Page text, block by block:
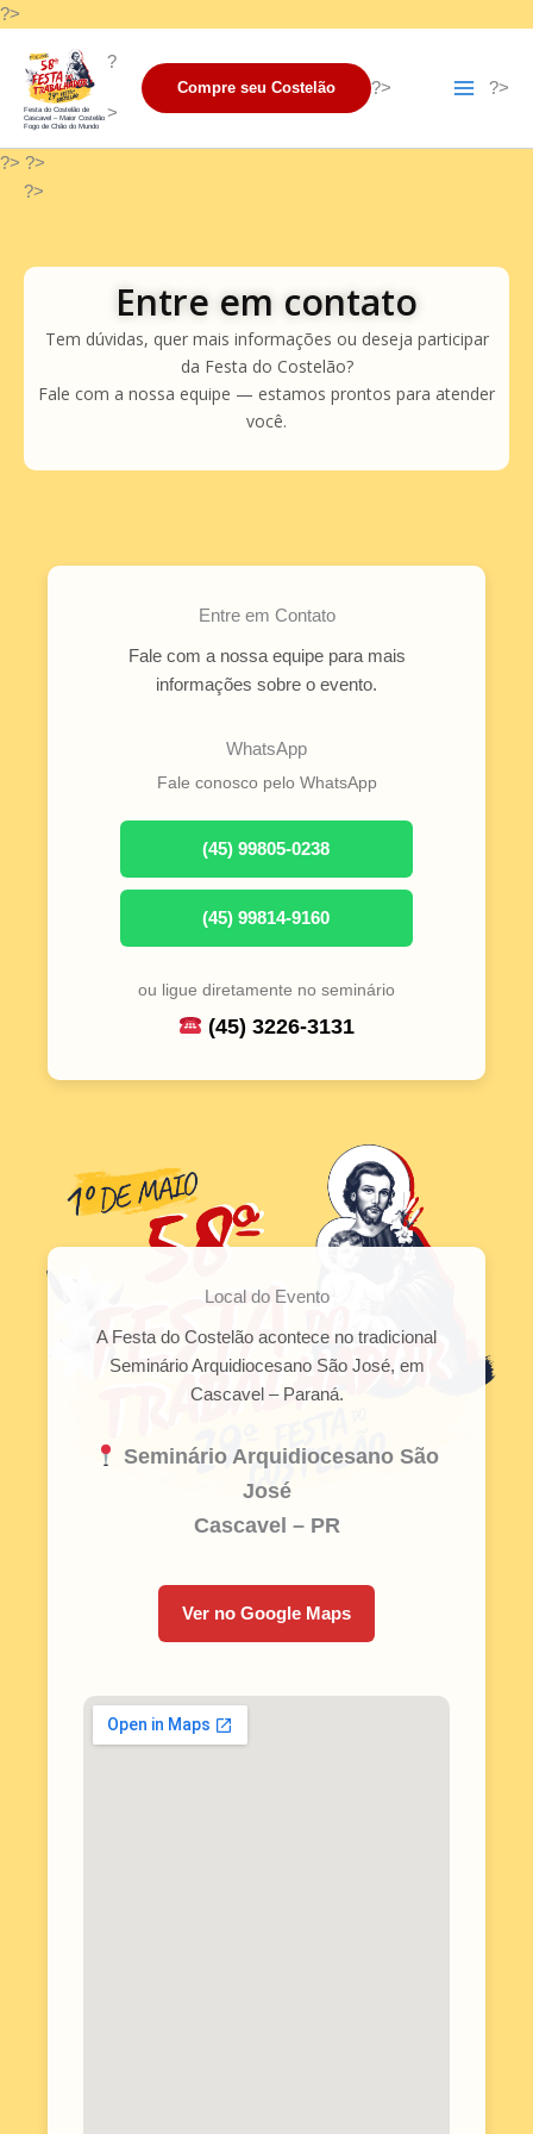
?>
o
conteúdo
Festa do Costelão de
Cascavel – Maior Costelão
Fogo de Chão do Mundo
?
>
Compre seu Costelão ?> ?>
?> ?>
?>
Entre em contato
Tem dúvidas, quer mais informações ou deseja participar
da Festa do Costelão?
Fale com a nossa equipe — estamos prontos para atender
você.
Entre em Contato
Fale com a nossa equipe para mais
informações sobre o evento.
WhatsApp
Fale conosco pelo WhatsApp
(45) 99805-0238
(45) 99814-9160
ou ligue diretamente no seminário
(45) 3226-3131
Local do Evento
A Festa do Costelão acontece no tradicional
Seminário Arquidiocesano São José, em
Cascavel – Paraná.
Seminário Arquidiocesano São
José
Cascavel – PR
Ver no Google Maps